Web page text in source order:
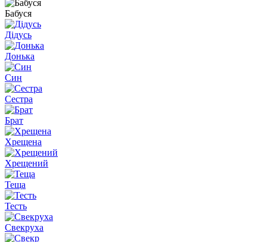
Бабуся
Дідусь
Донька
Син
Сестра
Брат
Хрещена
Хрещений
Теща
Тесть
Свекруха